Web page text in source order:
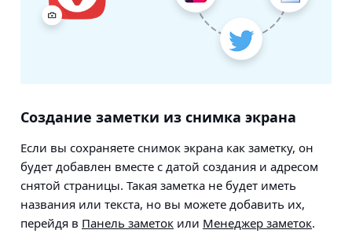
Создание заметки из снимка экрана
Если вы сохраняете снимок экрана как заметку, он
будет добавлен вместе с датой создания и адресом
снятой страницы. Такая заметка не будет иметь
названия или текста, но вы можете добавить их,
перейдя в Панель заметок или Менеджер заметок.